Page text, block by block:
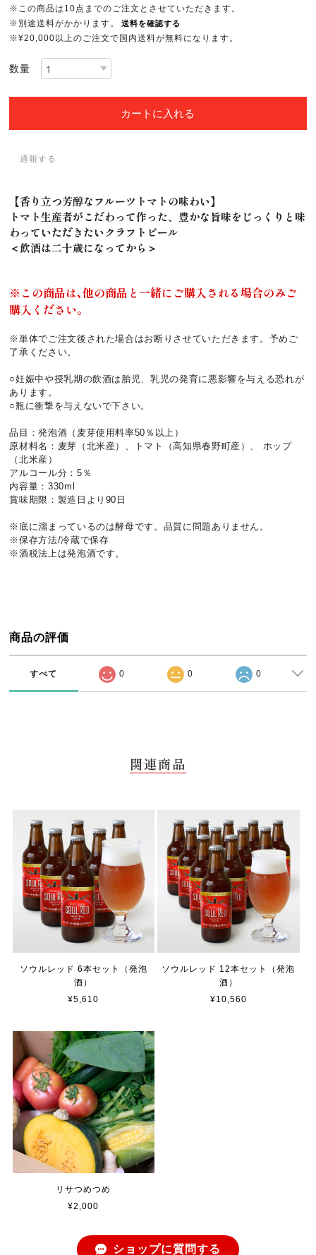
※この商品は10点までのご注文とさせていただきます。
※別途送料がかかります。
送料を確認する
※¥20,000以上のご注文で国内送料が無料になります。
数量
カートに入れる
通報する
【香り立つ芳醇なフルーツトマトの味わい】
トマト生産者がこだわって作った、豊かな旨味をじっくりと味
わっていただきたいクラフトビール
＜飲酒は二十歳になってから＞
※この商品は､他の商品と一緒にご購入される場合のみご
購入ください。
※単体でご注文後された場合はお断りさせていただきます。予めご
了承ください。
○妊娠中や授乳期の飲酒は胎児、乳児の発育に悪影響を与える恐れが
あります。
○瓶に衝撃を与えないで下さい。
品目：発泡酒（麦芽使用料率50％以上）
原材料名：麦芽（北米産）、トマト（高知県春野町産）、 ホップ
（北米産）
アルコール分：5％
内容量：330ml
賞味期限：製造日より90日
※底に溜まっているのは酵母です。品質に問題ありません。
※保存方法/冷蔵で保存
※酒税法上は発泡酒です。
商品の評価
すべて 0 0 0
関連商品
ソウルレッド 6本セット（発泡
酒）
¥5,610
ソウルレッド 12本セット（発泡
酒）
¥10,560
リサつめつめ
¥2,000
ショップに質問する